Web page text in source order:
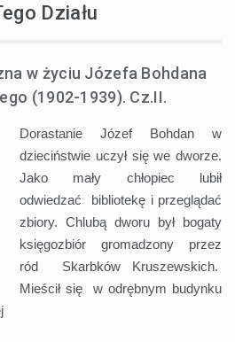
Działu
w życiu Józefa Bohdana
(1902-1939). Cz.II.
Dorastanie Józef Bohdan w
dzieciństwie uczył się we dworze.
Jako mały chłopiec lubił
odwiedzać bibliotekę i przeglądać
zbiory. Chlubą dworu był bogaty
księgozbiór gromadzony przez
ród Skarbków Kruszewskich.
Mieścił się w odrębnym budynku